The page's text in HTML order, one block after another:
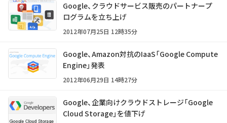
Google、クラウドサービス販売のパートナープ
ログラムを立ち上げ
2012年07月25日 12時35分
Google、Amazon対抗のIaaS「Google Compute
Engine」発表
2012年06月29日 14時27分
Google、企業向けクラウドストレージ「Google
Cloud Storage」を値下げ